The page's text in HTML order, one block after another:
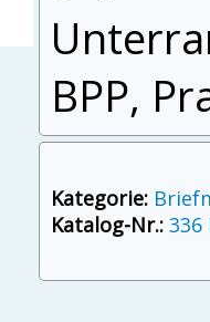
BPP,
Kategorie:
Katalog-Nr.: 336